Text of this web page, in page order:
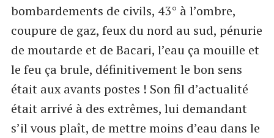
bombardements de civils, 43° à l’ombre,
coupure de gaz, feux du nord au sud, pénurie
de moutarde et de Bacari, l’eau ça mouille et
le feu ça brule, définitivement le bon sens
était aux avants postes ! Son fil d’actualité
était arrivé à des extrêmes, lui demandant
s’il vous plaît, de mettre moins d’eau dans le